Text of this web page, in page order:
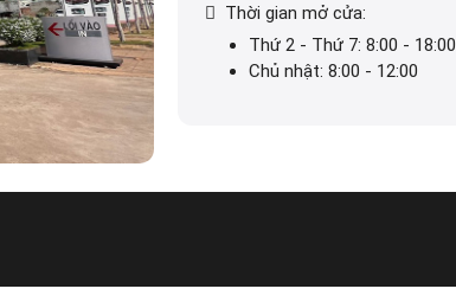
Thời gian mở cửa:
Thứ 2 - Thứ 7: 8:00 - 18:00
Chủ nhật: 8:00 - 12:00